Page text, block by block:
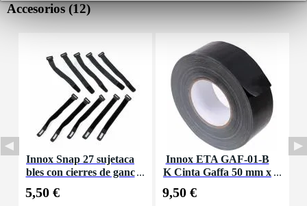
Accesorios (12)
Innox Snap 27 sujetaca
bles con cierres de ganc
ro (10 ud)
5,50 €
Innox ETA GAF-01-B
K Cinta Gaffa 50 mm x
9,50 €